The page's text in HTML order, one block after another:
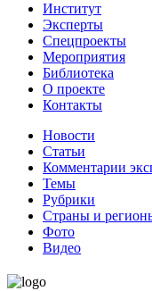
Институт
Эксперты
Спецпроекты
Мероприятия
Библиотека
О проекте
Контакты
Новости
Статьи
Комментарии
Темы
Рубрики
Страны и
Фото
Видео